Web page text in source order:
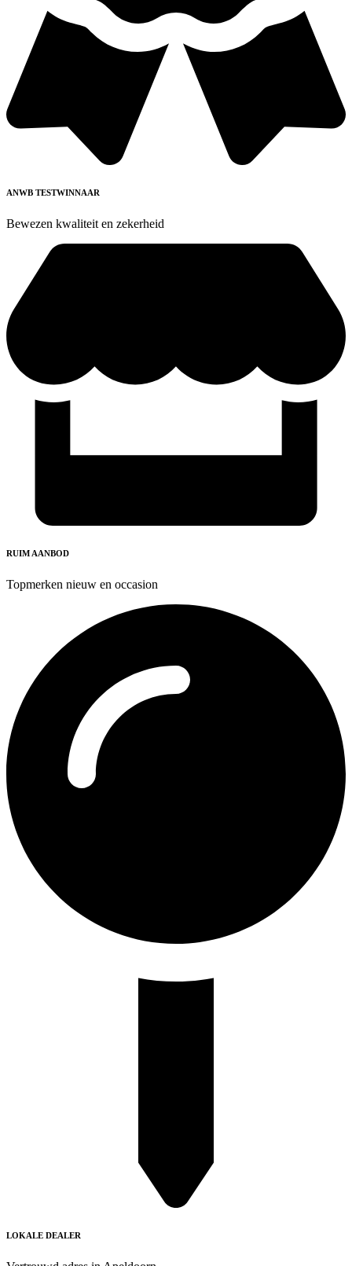
ANWB TESTWINNAAR
Bewezen kwaliteit en zekerheid
RUIM AANBOD
Topmerken nieuw en occasion
LOKALE DEALER